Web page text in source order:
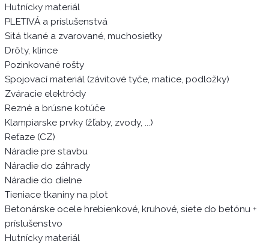
Hutnícky materiál
PLETIVÁ a príslušenstvá
Sitá tkané a zvarované, muchosieťky
Drôty, klince
Pozinkované rošty
Spojovací materiál (závitové tyče, matice, podložky)
Zváracie elektródy
Rezné a brúsne kotúče
Klampiarske prvky (žľaby, zvody, ...)
Reťaze (CZ)
Náradie pre stavbu
Náradie do záhrady
Náradie do dielne
Tieniace tkaniny na plot
Betonárske ocele hrebienkové, kruhové, siete do betónu +
príslušenstvo
Hutnícky materiál